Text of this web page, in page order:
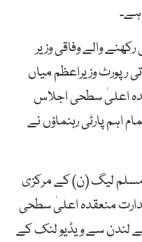
ہے۔
والے وفاقی وزیر
رپورٹ وزیراعظم میاں
اعلیٰ سطحی اجلاس
پارٹی رہنماؤں نے
مسلم لیگ (ن) کے مرکزی
منعقدہ اعلیٰ سطحی
لندن سے ویڈیو لنک کے